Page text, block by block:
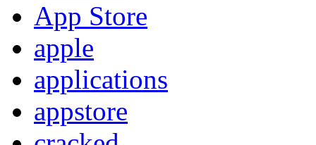
App Store
apple
applications
appstore